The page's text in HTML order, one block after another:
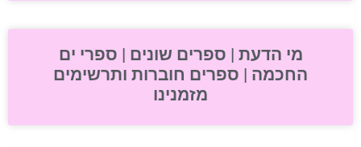
מי הדעת | ספרים שונים | ספרי ים
החכמה | ספרים חוברות ותרשימים
מזמנינו